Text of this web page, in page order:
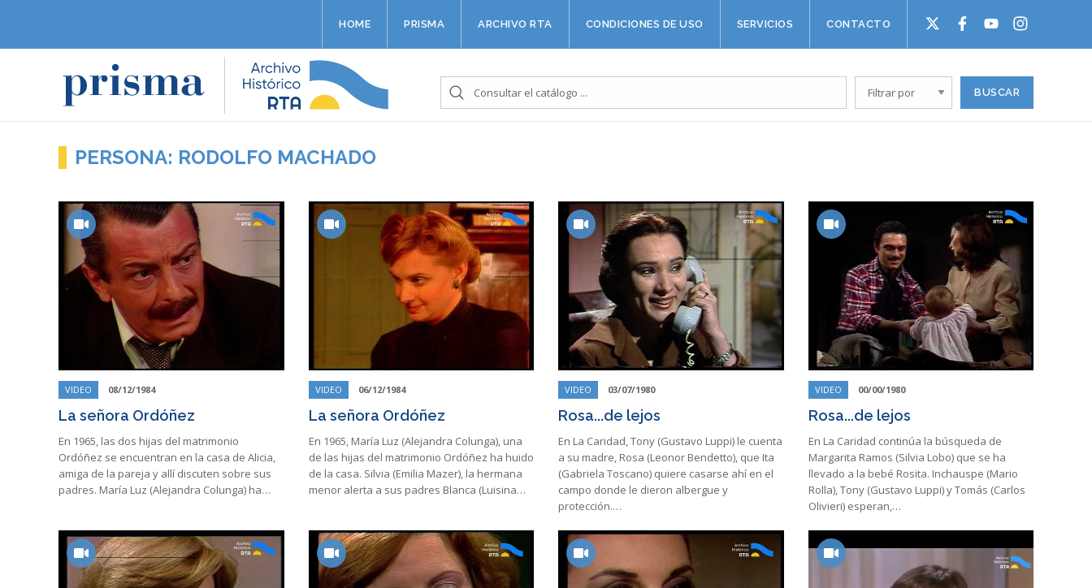
HOME PRISMA ARCHIVO RTA CONDICIONES DE USO SERVICIOS CONTACTO
PERSONA: RODOLFO MACHADO
VIDEO 08/12/1984
La señora Ordóñez
En 1965, las dos hijas del matrimonio
Ordóñez se encuentran en la casa de Alicia,
amiga de la pareja y allí discuten sobre sus
padres. María Luz (Alejandra Colunga) ha…
VIDEO 06/12/1984
La señora Ordóñez
En 1965, María Luz (Alejandra Colunga), una
de las hijas del matrimonio Ordóñez ha huido
de la casa. Silvia (Emilia Mazer), la hermana
menor alerta a sus padres Blanca (Luisina…
VIDEO 03/07/1980
Rosa...de lejos
En La Caridad, Tony (Gustavo Luppi) le cuenta
a su madre, Rosa (Leonor Bendetto), que Ita
(Gabriela Toscano) quiere casarse ahí en el
campo donde le dieron albergue y
protección.…
VIDEO 00/00/1980
Rosa...de lejos
En La Caridad continúa la búsqueda de
Margarita Ramos (Silvia Lobo) que se ha
llevado a la bebé Rosita. Inchauspe (Mario
Rolla), Tony (Gustavo Luppi) y Tomás (Carlos
Olivieri) esperan,…